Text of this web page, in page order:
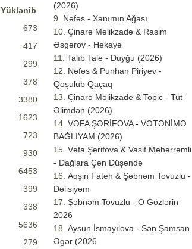
Yüklənib
673
417
299
378
3380
1623
723
930
6453
399
338
5636
279
(2026)
Nəfəs - Xanımın Ağası
Çinarə Məlikzadə & Rasim
Əsgərov - Hekayə
Talıb Tale - Duyğu (2026)
Nəfəs & Punhan Piriyev -
Qoşulub Qaçaq
Çinarə Məlikzade & Topic - Tut
Əlimdən (2026)
VƏFA ŞƏRİFOVA - VƏTƏNİMƏ
BAĞLIYAM (2026)
Vəfa Şərifova & Vasif Məhərrəmli
- Dağlara Çən Düşəndə
Aqşin Fateh & Şəbnəm Tovuzlu -
Dəlisiyəm
Şəbnəm Tovuzlu - O Gözlərin
2026
Aysun İsmayılova - Sən Şamsan
Əgər (2026